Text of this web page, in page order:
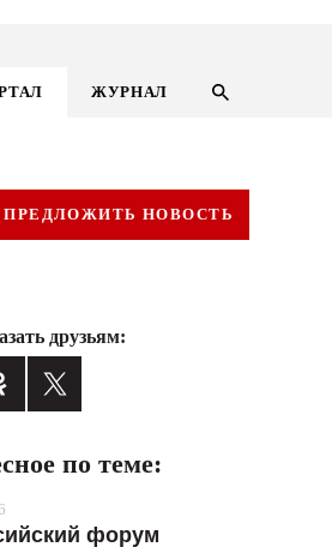
ЖУРНАЛ
ГОРОДСКОЙ ПОРТАЛ
ПРЕДЛОЖИТЬ НОВОСТЬ
друзьям:
по теме:
форум